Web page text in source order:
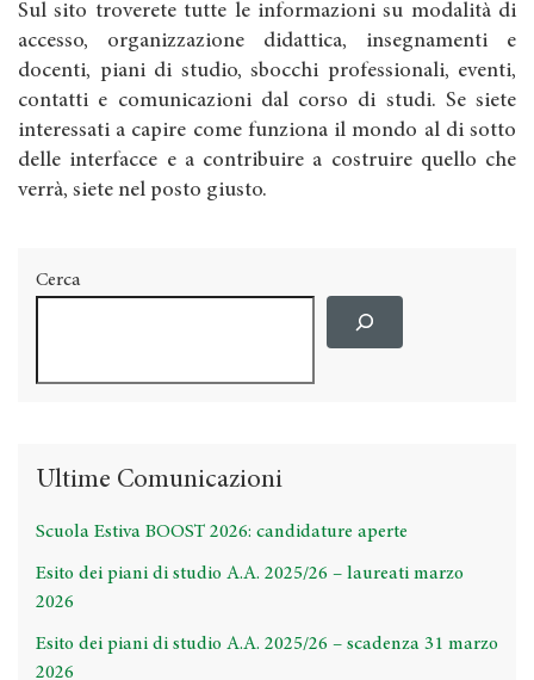
Sul sito troverete tutte le informazioni su modalità di
accesso, organizzazione didattica, insegnamenti e
docenti, piani di studio, sbocchi professionali, eventi,
contatti e comunicazioni dal corso di studi. Se siete
interessati a capire come funziona il mondo al di sotto
delle interfacce e a contribuire a costruire quello che
verrà, siete nel posto giusto.
Cerca
Ultime Comunicazioni
Scuola Estiva BOOST 2026: candidature aperte
Esito dei piani di studio A.A. 2025/26 – laureati marzo
2026
Esito dei piani di studio A.A. 2025/26 – scadenza 31 marzo
2026